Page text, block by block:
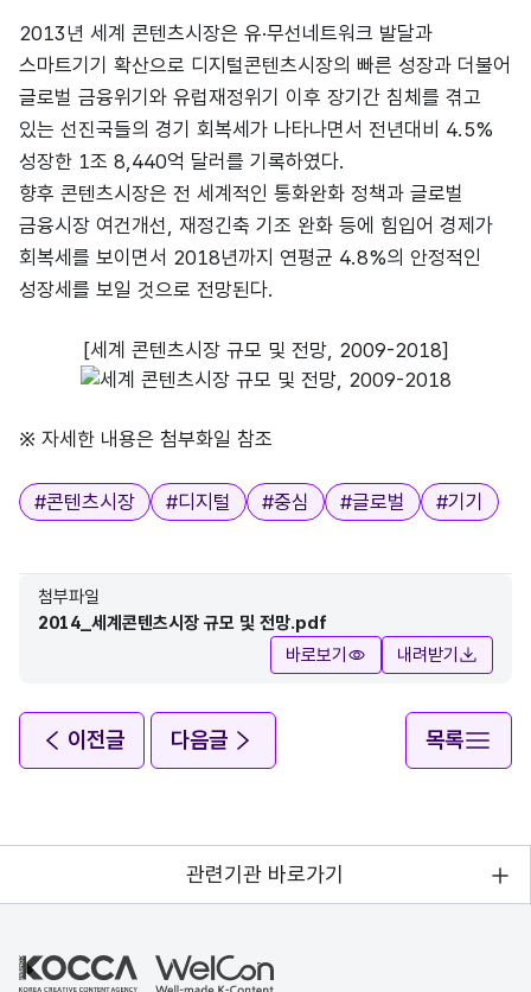
2013년 세계 콘텐츠시장은 유·무선네트워크 발달과
스마트기기 확산으로 디지털콘텐츠시장의 빠른 성장과 더불어
글로벌 금융위기와 유럽재정위기 이후 장기간 침체를 겪고
있는 선진국들의 경기 회복세가 나타나면서 전년대비 4.5%
성장한 1조 8,440억 달러를 기록하였다.
향후 콘텐츠시장은 전 세계적인 통화완화 정책과 글로벌
금융시장 여건개선, 재정긴축 기조 완화 등에 힘입어 경제가
회복세를 보이면서 2018년까지 연평균 4.8%의 안정적인
성장세를 보일 것으로 전망된다.
[세계 콘텐츠시장 규모 및 전망, 2009-2018]
※ 자세한 내용은 첨부화일 참조
태그
#콘텐츠시장 #디지털 #중심 #글로벌 #기기
첨부파일
2014_세계콘텐츠시장 규모 및 전망.pdf
바로보기
내려받기
이전글 다음글 목록
관련기관 바로가기